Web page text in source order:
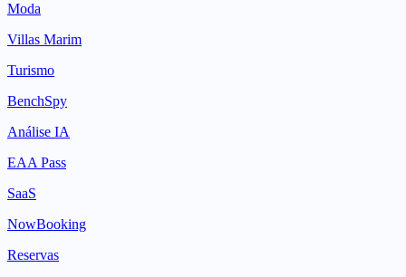
Moda
Villas Marim
Turismo
BenchSpy
Análise IA
EAA Pass
SaaS
NowBooking
Reservas